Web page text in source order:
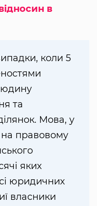
в
коли 5
та
Мова, у
на правовому
яких
юридичних
власники